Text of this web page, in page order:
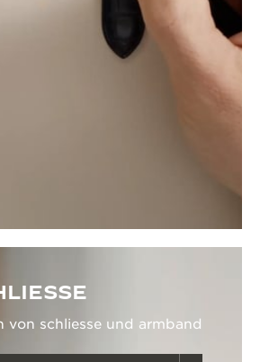
von schliesse und armband